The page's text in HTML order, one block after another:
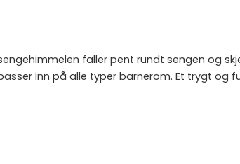
faller pent rundt sengen og
inn på alle typer barnerom. Et trygt og